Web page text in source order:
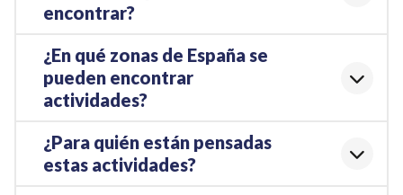
encontrar?
¿En qué zonas de España se
pueden encontrar
actividades?
¿Para quién están pensadas
estas actividades?